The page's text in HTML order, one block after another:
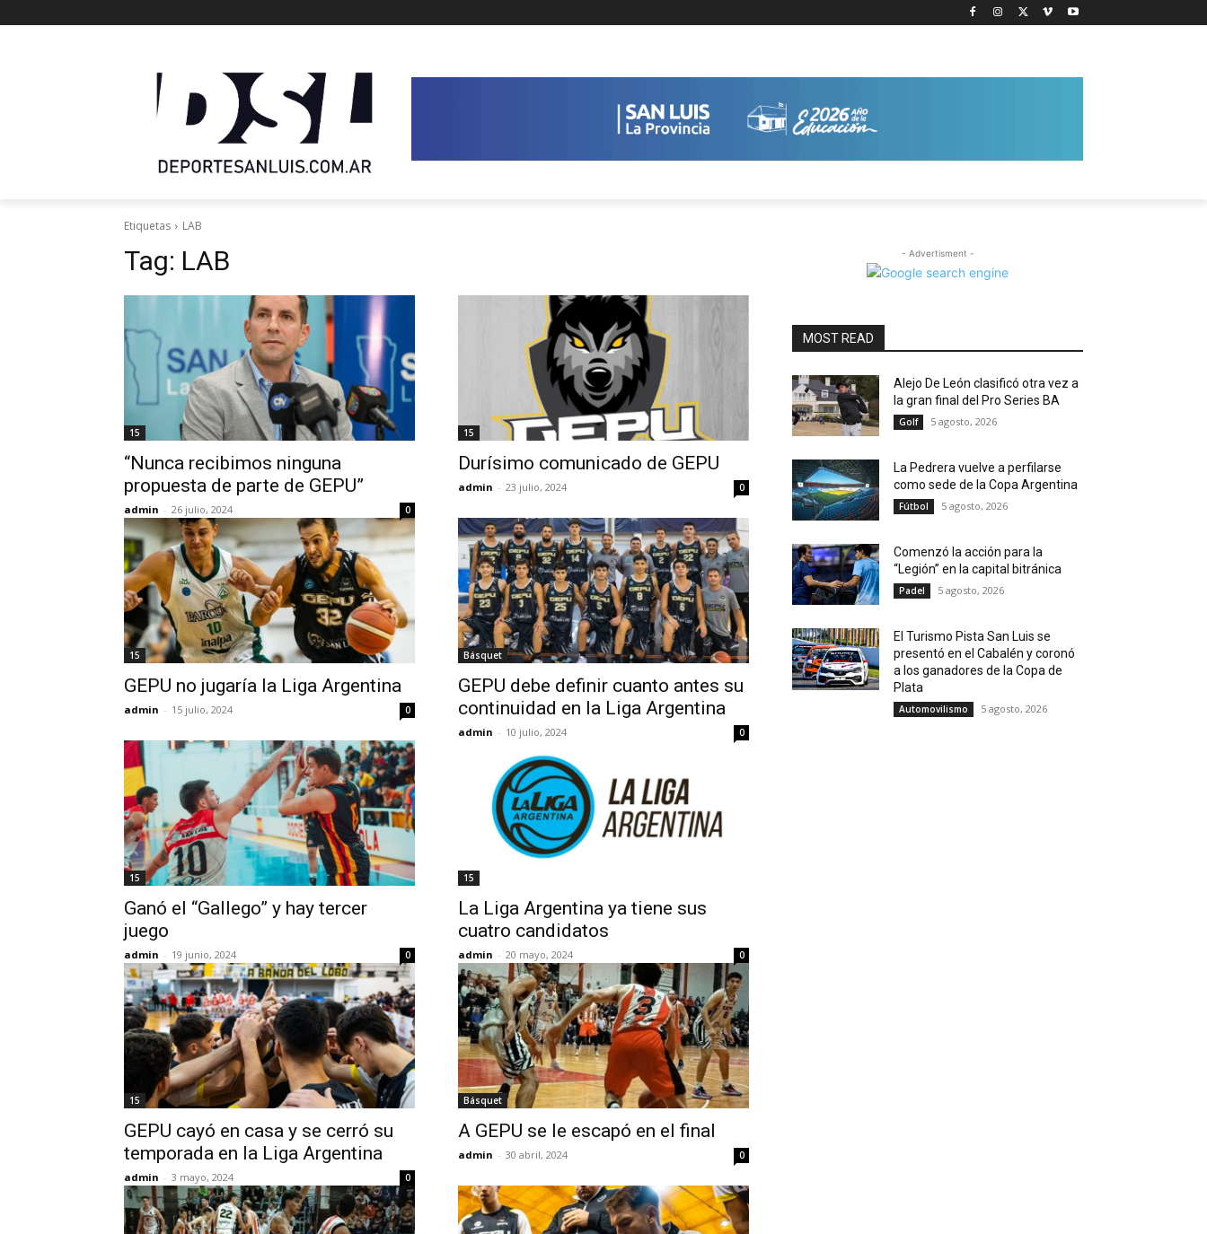
Etiquetas LAB
Tag: LAB
15
“Nunca recibimos ninguna
propuesta de parte de GEPU”
admin - 26 julio, 2024 0
15
Durísimo comunicado de GEPU
admin - 23 julio, 2024 0
15
GEPU no jugaría la Liga Argentina
admin - 15 julio, 2024 0
Básquet
GEPU debe definir cuanto antes su
continuidad en la Liga Argentina
admin - 10 julio, 2024 0
15
Ganó el “Gallego” y hay tercer
juego
admin - 19 junio, 2024 0
15
La Liga Argentina ya tiene sus
cuatro candidatos
admin - 20 mayo, 2024 0
15
GEPU cayó en casa y se cerró su
temporada en la Liga Argentina
admin - 3 mayo, 2024 0
Básquet
A GEPU se le escapó en el final
admin - 30 abril, 2024 0
- Advertisment -
MOST READ
Alejo De León clasificó otra vez a
la gran final del Pro Series BA
Golf 5 agosto, 2026
La Pedrera vuelve a perfilarse
como sede de la Copa Argentina
Fútbol 5 agosto, 2026
Comenzó la acción para la
“Legión” en la capital bitránica
Padel 5 agosto, 2026
El Turismo Pista San Luis se
presentó en el Cabalén y coronó
a los ganadores de la Copa de
Plata
Automovilismo 5 agosto, 2026